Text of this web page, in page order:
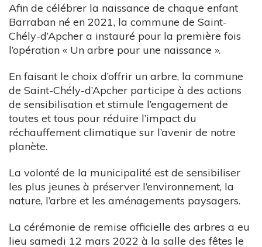
Afin de célébrer la naissance de chaque enfant
Barraban né en 2021, la commune de Saint-
Chély-d’Apcher a instauré pour la première fois
l’opération « Un arbre pour une naissance ».
En faisant le choix d’offrir un arbre, la commune
de Saint-Chély-d’Apcher participe à des actions
de sensibilisation et stimule l’engagement de
toutes et tous pour réduire l’impact du
réchauffement climatique sur l’avenir de notre
planète.
La volonté de la municipalité est de sensibiliser
les plus jeunes à préserver l’environnement, la
nature, l’arbre et les aménagements paysagers.
La cérémonie de remise officielle des arbres a eu
lieu samedi 12 mars 2022 à la salle des fêtes le